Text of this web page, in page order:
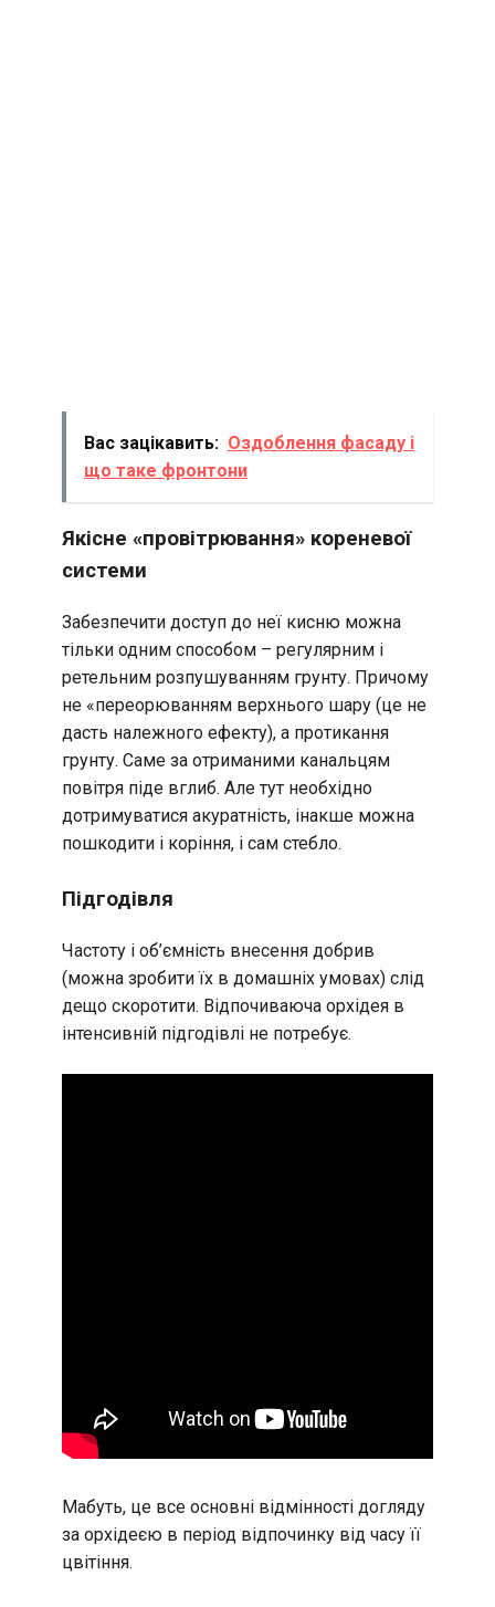
Вас зацікавить: Оздоблення фасаду і
що таке фронтони
Якісне «провітрювання» кореневої
системи
Забезпечити доступ до неї кисню можна
тільки одним способом – регулярним і
ретельним розпушуванням грунту. Причому
не «переорюванням верхнього шару (це не
дасть належного ефекту), а протикання
грунту. Саме за отриманими канальцям
повітря піде вглиб. Але тут необхідно
дотримуватися акуратність, інакше можна
пошкодити і коріння, і сам стебло.
Підгодівля
Частоту і об’ємність внесення добрив
(можна зробити їх в домашніх умовах) слід
дещо скоротити. Відпочиваюча орхідея в
інтенсивній підгодівлі не потребує.
Мабуть, це все основні відмінності догляду
за орхідеєю в період відпочинку від часу її
цвітіння.